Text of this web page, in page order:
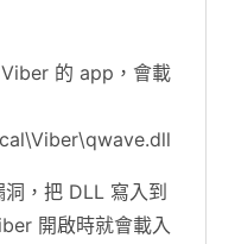
的 app，會載
，把 DLL 寫入到
開啟時就會載入